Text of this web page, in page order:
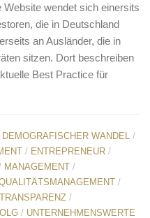
Website wendet sich einersits
die in Deutschland
an Ausländer, die in
sitzen. Dort beschreiben
Best Practice für
DEMOGRAFISCHER WANDEL
/
/ ENTREPRENEUR /
MANAGEMENT /
/
TRANSPARENZ /
/ UNTERNEHMENSWERTE